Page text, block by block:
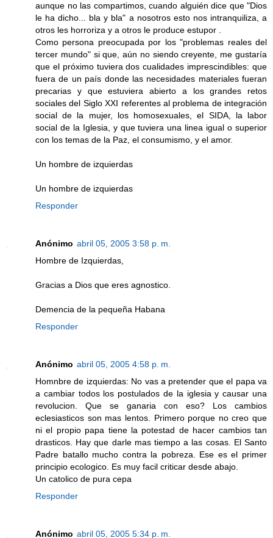
aunque no las compartimos, cuando alguién dice que "Dios
le ha dicho... bla y bla" a nosotros esto nos intranquiliza, a
otros les horroriza y a otros le produce estupor .
Como persona preocupada por los "problemas reales del
tercer mundo" si que, aún no siendo creyente, me gustaría
que el próximo tuviera dos cualidades imprescindibles: que
fuera de un país donde las necesidades materiales fueran
precarias y que estuviera abierto a los grandes retos
sociales del Siglo XXI referentes al problema de integración
social de la mujer, los homosexuales, el SIDA, la labor
social de la Iglesia, y que tuviera una linea igual o superior
con los temas de la Paz, el consumismo, y el amor.
Un hombre de izquierdas
Un hombre de izquierdas
Responder
Anónimo abril 05, 2005 3:58 p. m.
Hombre de Izquierdas,
Gracias a Dios que eres agnostico.
Demencia de la pequeña Habana
Responder
Anónimo abril 05, 2005 4:58 p. m.
Homnbre de izquierdas: No vas a pretender que el papa va
a cambiar todos los postulados de la iglesia y causar una
revolucion. Que se ganaria con eso? Los cambios
eclesiasticos son mas lentos. Primero porque no creo que
ni el propio papa tiene la potestad de hacer cambios tan
drasticos. Hay que darle mas tiempo a las cosas. El Santo
Padre batallo mucho contra la pobreza. Ese es el primer
principio ecologico. Es muy facil criticar desde abajo.
Un catolico de pura cepa
Responder
Anónimo abril 05, 2005 5:34 p. m.